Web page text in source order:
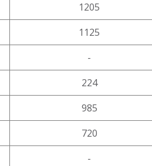
1205
1125
-
224
985
720
-